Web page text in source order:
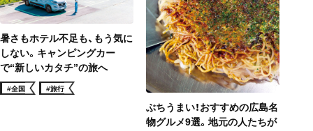
暑さもホテル不足も、もう気に
しない。キャンピングカー
で“新しいカタチ”の旅へ
#全国 #旅行
ぶちうまい！おすすめの広島名
物グルメ9選。地元の人たちが